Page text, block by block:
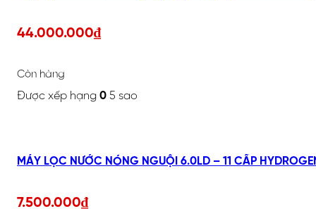
44.000.000₫
Còn hàng
Được xếp hạng 0 5 sao
7.500.000₫